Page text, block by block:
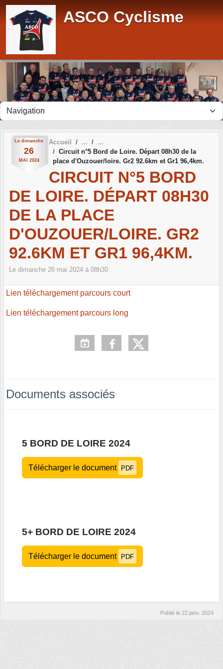
ASCO Cyclisme
Le dimanche
26
MAI 2024
Accueil
Circuit n°5 Bord de Loire. Départ 08h30 de la
place d'Ouzouer/loire. Gr2 92.6km et Gr1 96,4km.
CIRCUIT N°5 BORD
DE LOIRE. DÉPART 08H30
DE LA PLACE
D'OUZOUER/LOIRE. GR2
92.6KM ET GR1 96,4KM.
Le dimanche 26 mai 2024 à 08h30
Lien téléchargement parcours court
Lien téléchargement parcours long
Documents associés
5 BORD DE LOIRE 2024
Télécharger le document PDF
5+ BORD DE LOIRE 2024
Télécharger le document PDF
Publié le 22 janv. 2024
Panneau de gestion des cookies